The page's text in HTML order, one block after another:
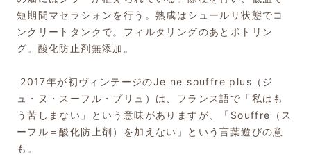
短期間マセラシォンを行う。熟成はシュールリ状態でコ
ンクリートタンクで。フィルタリングのあとボトリン
グ。酸化防止剤無添加。
2017年が初ヴィンテージのJe ne souffre plus（ジ
ュ・ヌ・スーフル・プリュ）は、フランス語で「私はも
う苦しまない」という意味がありますが、「Souffre（ス
ーフル＝酸化防止剤）を加えない」という言葉遊びの意
も。